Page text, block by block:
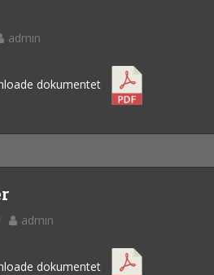
admin
dokumentet
admin
dokumentet